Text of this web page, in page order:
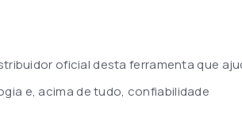
oficial desta ferramenta que
e, acima de tudo, confiabilidade